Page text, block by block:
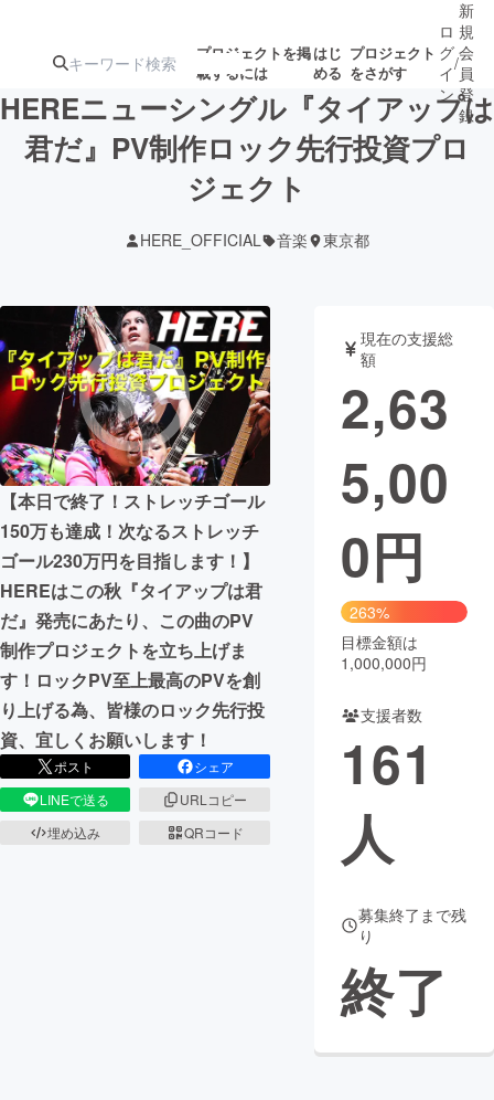
プロジェクトを掲
載するには
はじ
める
プロジェクト
をさがす
注目の新着プロ募集終了が近いプ
テクノロジー・ガジェット
映像・映画 書籍・雑誌
ビジネス・起業 チャレンジ
まちづくり・地域活性化
CAMPFIRE for Social Good
CAMPFIRE Creation
CAMPFIREふるさと納税
コミュニティ
ロ
グ
イ
ン
/
新
規
会
員
登
録
HEREニューシングル『タイアップは
君だ』PV制作ロック先行投資プロ
ジェクト
HERE_OFFICIAL 音楽 東京都
【本日で終了！ストレッチゴール
150万も達成！次なるストレッチ
ゴール230万円を目指します！】
HEREはこの秋『タイアップは君
だ』発売にあたり、この曲のPV
制作プロジェクトを立ち上げま
す！ロックPV至上最高のPVを創
り上げる為、皆様のロック先行投
資、宜しくお願いします！
ポスト
シェア
LINEで送る
URLコピー
埋め込み
QRコード
現在の支援総
額
2,63
5,00
0円
263%
目標金額は
1,000,000円
支援者数
161
人
募集終了まで残
り
終了